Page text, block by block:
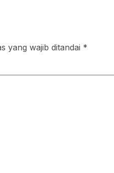
yang wajib ditandai *